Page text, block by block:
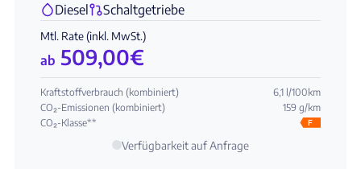
Diesel Schaltgetriebe
Mtl. Rate (inkl. MwSt.)
ab 509,00€
Kraftstoffverbrauch (kombiniert)
6,1 l/100km
CO₂-Emissionen (kombiniert)
159 g/km
CO₂-Klasse**
F
Verfügbarkeit auf Anfrage